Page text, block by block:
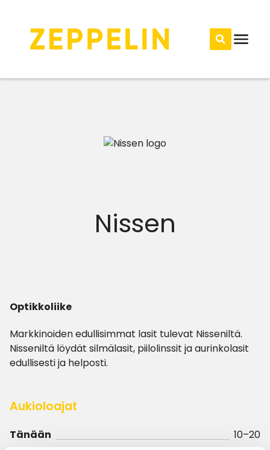
Nissen
Optikkoliike
Markkinoiden edullisimmat lasit tulevat Nisseniltä.
Nisseniltä löydät silmälasit, piilolinssit ja aurinkolasit
edullisesti ja helposti.
Aukioloajat
Tänään
10–20